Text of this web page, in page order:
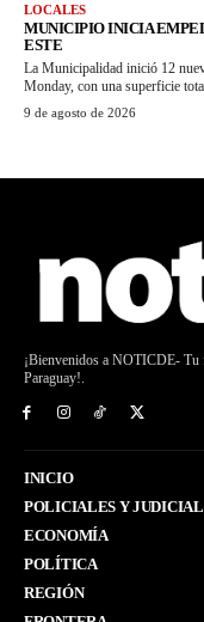
LOCALES
MUNICIPIO INICIA
ESTE
La Municipalidad inició 12
Monday, con una superficie
9 de agosto de 2026
¡Bienvenidos a NOTICDE- Tu
Paraguay!.
INICIO
POLICIALES Y
ECONOMÍA
POLÍTICA
REGIÓN